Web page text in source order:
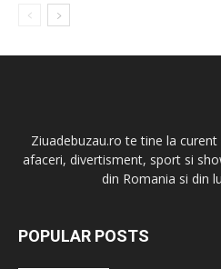
Ziuadebuzau.ro te tine la
afaceri, divertisment, sport si
din Romania si din
POPULAR POSTS